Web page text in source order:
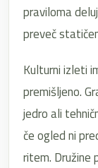
praviloma
preveč
Kulturni izleti
premišljeno.
jedro ali
če ogled ni
ritem. Družine